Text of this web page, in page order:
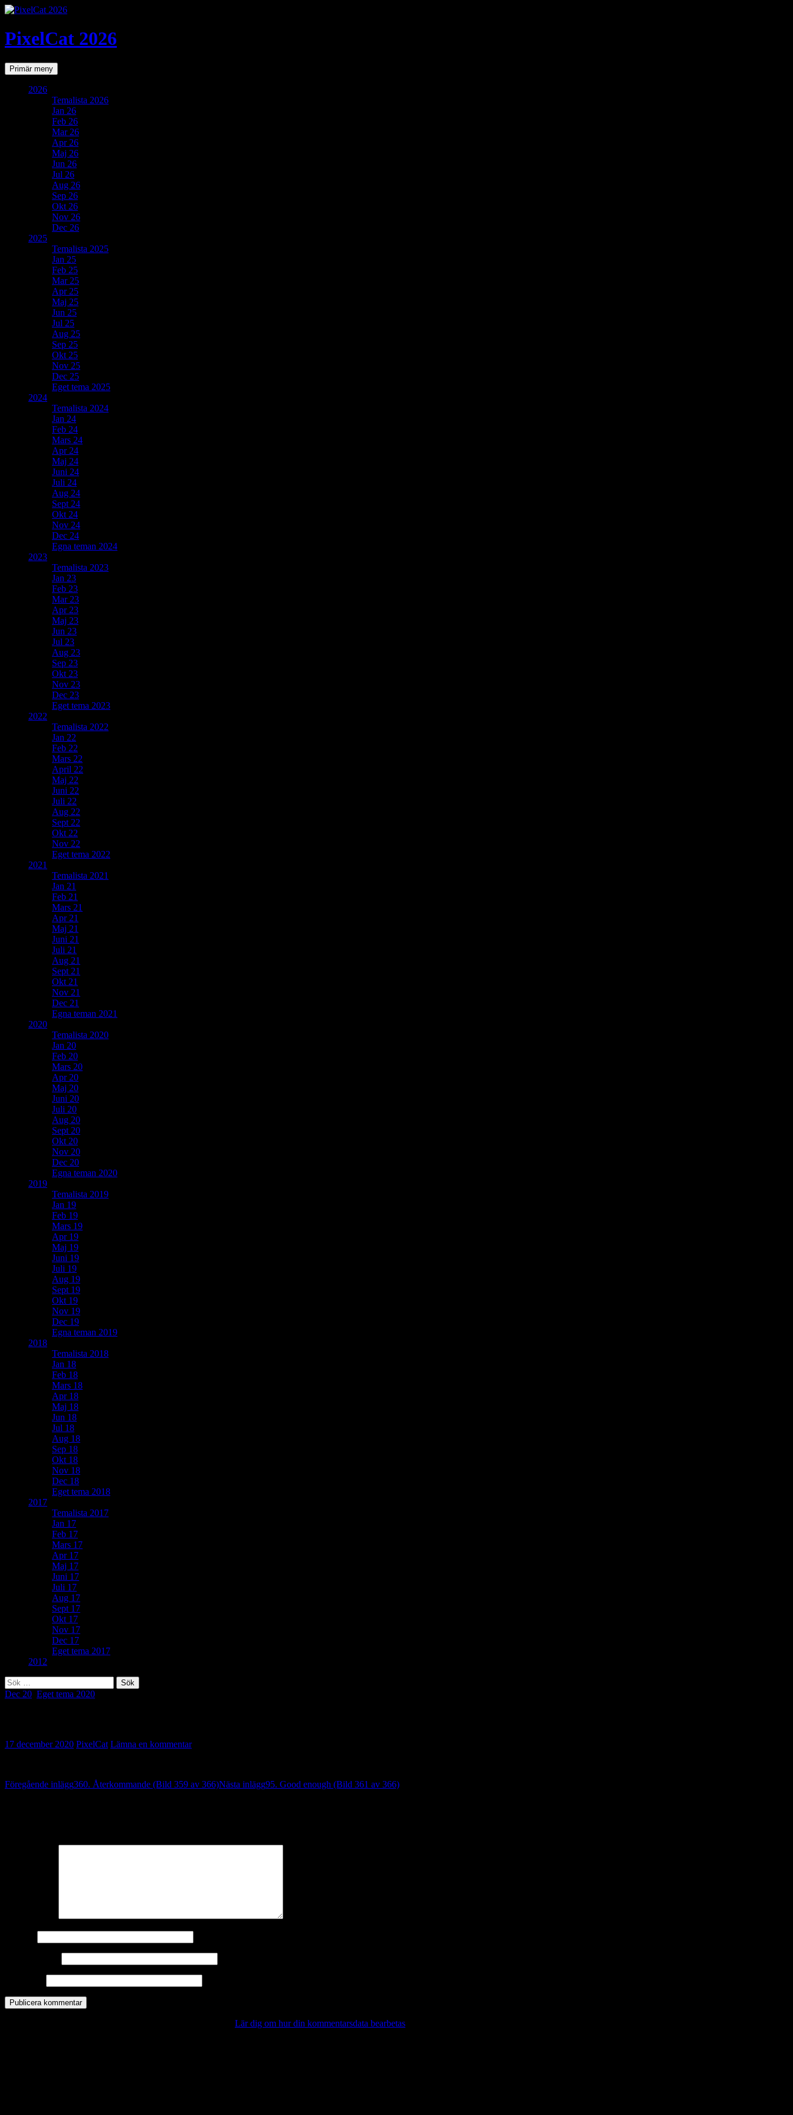
PixelCat 2026
SökPrimär meny Gå
till
2026
Temalista 2026
Jan 26
Feb 26
Mar 26
Apr 26
Maj 26
Jun 26
Jul 26
Aug 26
Sep 26
Okt 26
Nov 26
Dec 26
2025
Temalista 2025
Jan 25
Feb 25
Mar 25
Apr 25
Maj 25
Jun 25
Jul 25
Aug 25
Sep 25
Okt 25
Nov 25
Dec 25
Eget tema 2025
2024
Temalista 2024
Jan 24
Feb 24
Mars 24
Apr 24
Maj 24
Juni 24
Juli 24
Aug 24
Sept 24
Okt 24
Nov 24
Dec 24
Egna teman 2024
2023
Temalista 2023
Jan 23
Feb 23
Mar 23
Apr 23
Maj 23
Jun 23
Jul 23
Aug 23
Sep 23
Okt 23
Nov 23
Dec 23
Eget tema 2023
2022
Temalista 2022
Jan 22
Feb 22
Mars 22
April 22
Maj 22
Juni 22
Juli 22
Aug 22
Sept 22
Okt 22
Nov 22
Eget tema 2022
2021
Temalista 2021
Jan 21
Feb 21
Mars 21
Apr 21
Maj 21
Juni 21
Juli 21
Aug 21
Sept 21
Okt 21
Nov 21
Dec 21
Egna teman 2021
2020
Temalista 2020
Jan 20
Feb 20
Mars 20
Apr 20
Maj 20
Juni 20
Juli 20
Aug 20
Sept 20
Okt 20
Nov 20
Dec 20
Egna teman 2020
2019
Temalista 2019
Jan 19
Feb 19
Mars 19
Apr 19
Maj 19
Juni 19
Juli 19
Aug 19
Sept 19
Okt 19
Nov 19
Dec 19
Egna teman 2019
2018
Temalista 2018
Jan 18
Feb 18
Mars 18
Apr 18
Maj 18
Jun 18
Jul 18
Aug 18
Sep 18
Okt 18
Nov 18
Dec 18
Eget tema 2018
2017
Temalista 2017
Jan 17
Feb 17
Mars 17
Apr 17
Maj 17
Juni 17
Juli 17
Aug 17
Sept 17
Okt 17
Nov 17
Dec 17
Eget tema 2017
2012
Sök
efter:
Dec 20 Eget tema 2020
17 december 2020 PixelCat Lämna en kommentar
Inläggsnavigering
Föregående inlägg360. Återkommande (Bild 359 av 366)Nästa inlägg95. Good enough (Bild 361 av 366)
Lär dig om hur din kommentarsdata bearbetas